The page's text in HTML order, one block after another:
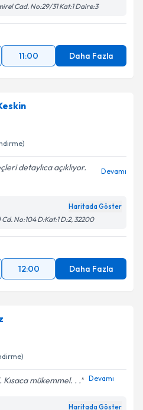
kişisel verilerimin belirtilen
kabul ediyorum.
Gönder
Cad. No:29/31 Kat:1 Daire:3
11:00 Daha Fazla
detaylıca açıklıyor.
Devamı
Haritada Göster
No:104 D:Kat:1 D:2, 32200
12:00 Daha Fazla
mükemmel. . . Devamı
Haritada Göster